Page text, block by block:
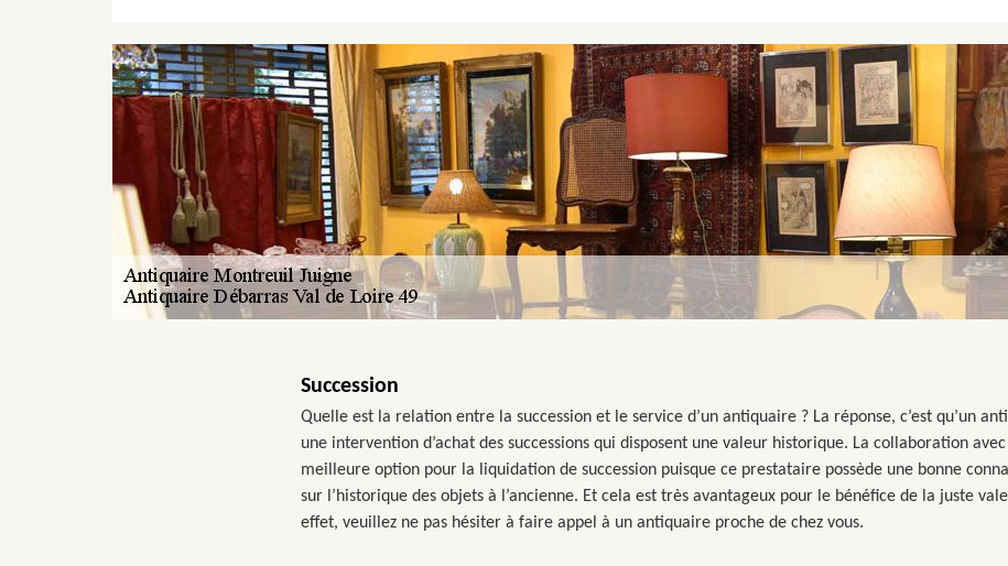
Succession
Quelle est la relation entre la succession et le service d’un antiquaire ? La réponse, c’est qu’un
une intervention d’achat des successions qui disposent une valeur historique. La collaboration
meilleure option pour la liquidation de succession puisque ce prestataire possède une bonne
sur l’historique des objets à l’ancienne. Et cela est très avantageux pour le bénéfice de la juste
effet, veuillez ne pas hésiter à faire appel à un antiquaire proche de chez vous.